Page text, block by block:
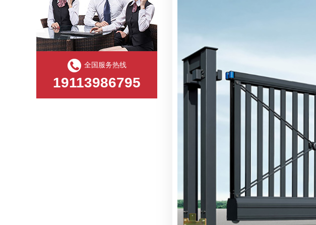
眉山东坡区铝合金电动门完成生产调试
捷鹰电动门厂家12月27日生产进度
全国服务热线
19113986795